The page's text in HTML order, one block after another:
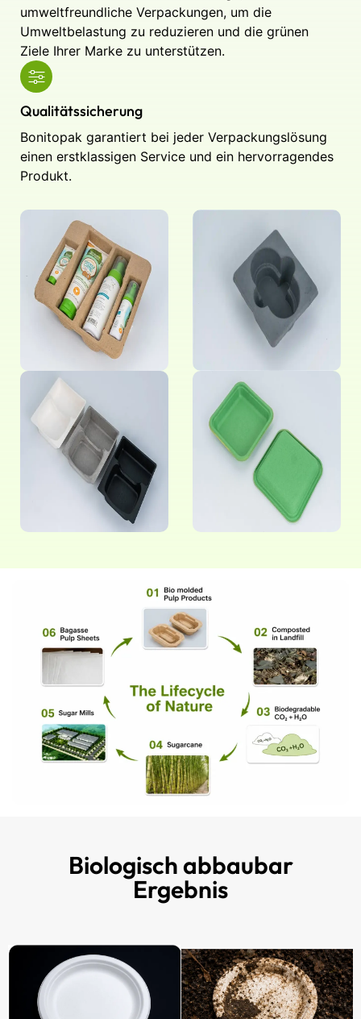
umweltfreundliche Verpackungen, um die
Umweltbelastung zu reduzieren und die grünen
Ziele Ihrer Marke zu unterstützen.
Qualitätssicherung
Bonitopak garantiert bei jeder Verpackungslösung
einen erstklassigen Service und ein hervorragendes
Produkt.
Biologisch abbaubar
Ergebnis